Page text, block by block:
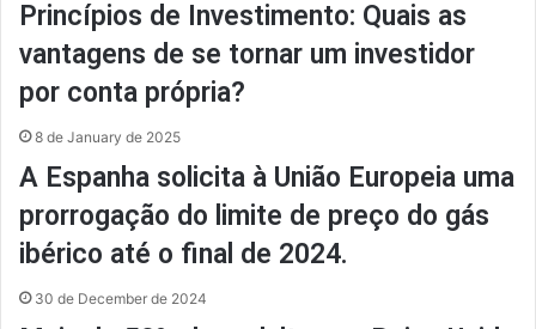
Princípios de Investimento: Quais as
vantagens de se tornar um investidor
por conta própria?
8 de January de 2025
A Espanha solicita à União Europeia uma
prorrogação do limite de preço do gás
ibérico até o final de 2024.
30 de December de 2024